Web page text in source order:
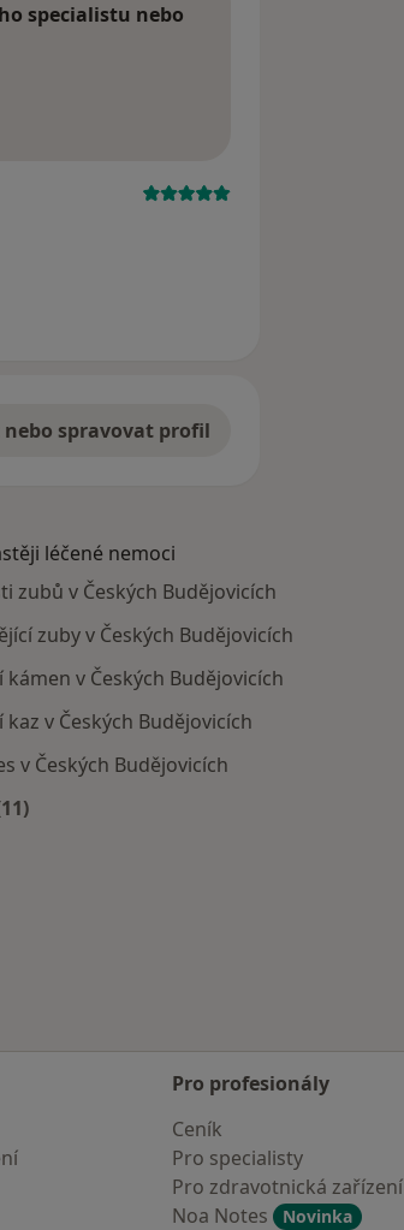
specialistu nebo
spravovat profil
léčené nemoci
zubů v Českých Budějovicích
zuby v Českých Budějovicích
kámen v Českých Budějovicích
kaz v Českých Budějovicích
v Českých Budějovicích
Pro profesionály
Ceník
Pro specialisty
Pro zdravotnická zařízení
Noa Notes
Novinka